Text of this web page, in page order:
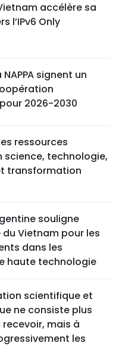
accélère sa
l’IPv6 Only
NAPPA signent un
2026-2030
ressources
science, technologie,
transformation
souligne
Vietnam pour les
dans les
haute technologie
scientifique et
ne consiste plus
mais à
les